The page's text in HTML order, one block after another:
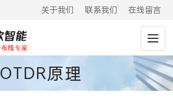
关于我们 联系我们 在线留言
OTDR原理